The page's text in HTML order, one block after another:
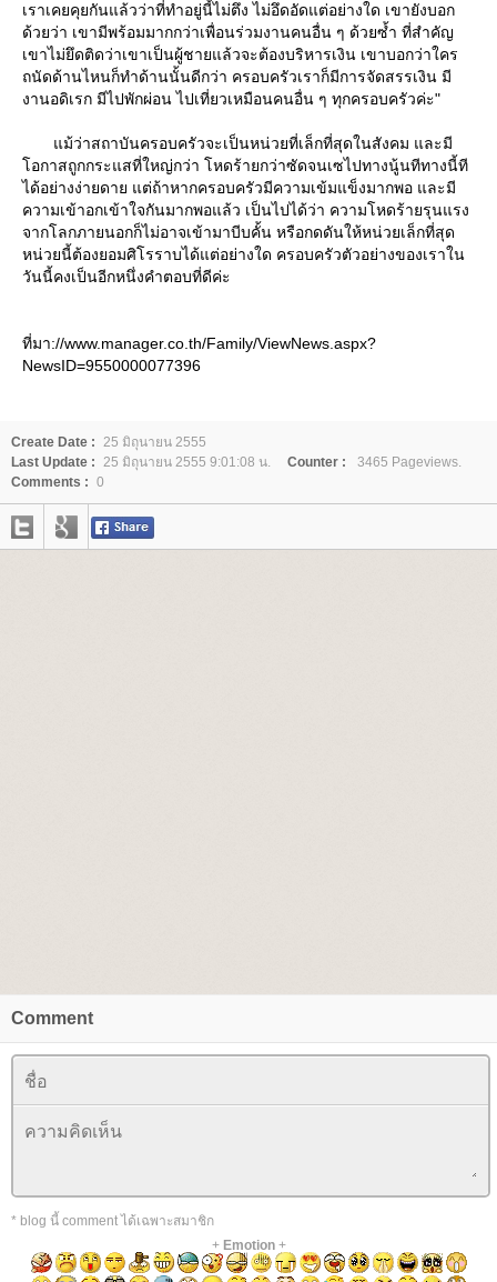
เราเคยคุยกันแล้วว่าที่ทำอยู่นี้ไม่ตึง ไม่อึดอัดแต่อย่างใด เขายังบอก
ด้วยว่า เขามีพร้อมมากกว่าเพื่อนร่วมงานคนอื่น ๆ ด้วยซ้ำ ที่สำคัญ
เขาไม่ยึดติดว่าเขาเป็นผู้ชายแล้วจะต้องบริหารเงิน เขาบอกว่าใคร
ถนัดด้านไหนก็ทำด้านนั้นดีกว่า ครอบครัวเราก็มีการจัดสรรเงิน มี
งานอดิเรก มีไปพักผ่อน ไปเที่ยวเหมือนคนอื่น ๆ ทุกครอบครัวค่ะ"
ม้ว่าสถาบันครอบครัวจะเป็นหน่วยที่เล็กที่สุดในสังคม และมี
อกาสถูกกระแสที่ใหญ่กว่า โหดร้ายกว่าซัดจนเซไปทางนู้นทีทางนี้ที
ได้อย่างง่ายดาย แต่ถ้าหากครอบครัวมีความเข้มแข็งมากพอ และมี
ความเข้าอกเข้าใจกันมากพอแล้ว เป็นไปได้ว่า ความโหดร้ายรุนแรง
จากโลกภายนอกก็ไม่อาจเข้ามาบีบคั้น หรือกดดันให้หน่วยเล็กที่สุด
หน่วยนี้ต้องยอมศิโรราบได้แต่อย่างใด ครอบครัวตัวอย่างของเราใน
วันนี้คงเป็นอีกหนึ่งคำตอบที่ดีค่ะ
ที่มา://www.manager.co.th/Family/ViewNews.aspx?
NewsID=9550000077396
Create Date : 25 มิถุนายน 2555
Last Update : 25 มิถุนายน 2555 9:01:08 น. Counter :
3465 Pageviews.
Comments : 0
Comment
* blog นี้ comment ได้เฉพาะสมาชิก
+ Emotion+